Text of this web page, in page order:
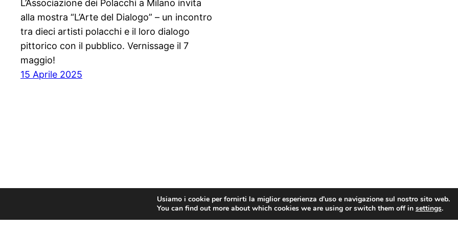
L’Associazione dei Polacchi a Milano invita
alla mostra “L’Arte del Dialogo” – un incontro
tra dieci artisti polacchi e il loro dialogo
pittorico con il pubblico. Vernissage il 7
maggio!
15 Aprile 2025
Związek Polaków w Mediolanie
Usiamo i cookie per fornirti la miglior esperienza d'uso e navigazione sul nostro sito web.
You can find out more about which cookies we are using or switch them off in settings.